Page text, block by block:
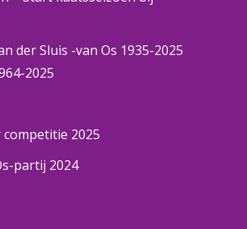
der Sluis -van Os 1935-2025
2025
2025
partij 2024